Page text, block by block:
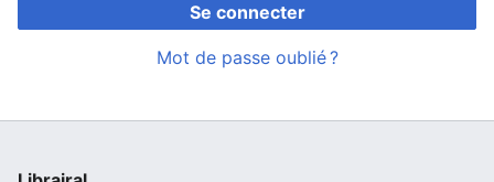
Se connecter
Mot de passe oublié ?